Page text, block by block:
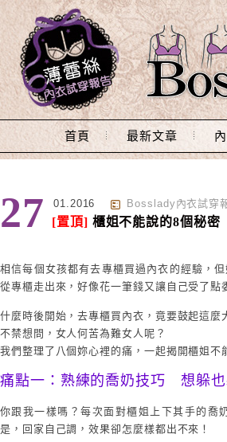
Main Menu
首頁 最新文章
27 01.2016 Bosslady內衣試穿
[置頂] 櫃姐不能說的8個秘密
相信每個女孩都有去專櫃買過內衣的經驗，
從專櫃走出來，好像花一筆錢又讓自己受了點
什麼時後開始，去專櫃買內衣，竟要鼓起這麼
不禁想問，女人何苦為難女人呢？
我們整理了八個妳心裡的痛，一起揭開櫃姐不
痛點一：熟練的喬奶技巧 想躲也
你跟我一樣嗎？每次面對櫃姐上下其手的喬
是，回家自己調，效果卻怎麼樣都出不來！